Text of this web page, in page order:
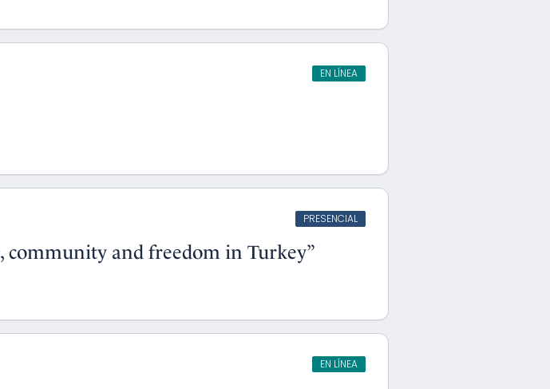
EN LÍNEA
PRESENCIAL
community and freedom in Turkey”
EN LÍNEA